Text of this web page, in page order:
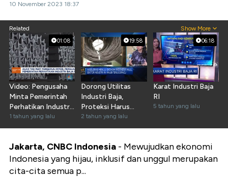
10 November 2023 18:37
Related Show More
01:08
Video: Pengusaha
Minta Pemerintah
Perhatikan Industri
Baja Nasional
1 tahun yang lalu
19:58
Dorong Utilitas
Industri Baja,
Proteksi Harus
Diperkuat
2 tahun yang lalu
06:18
Karat Industri Baja
RI
5 tahun yang lalu
Jakarta, CNBC Indonesia - Mewujudkan ekonomi
Indonesia yang hijau, inklusif dan unggul merupakan
cita-cita semua p...